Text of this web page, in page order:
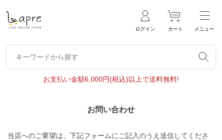
ログイン カート メニュー
キーワードから探す
キーワードから探す
お支払い金額6,000円(税込)以上で送料無料!
お問い合わせ
当店へのご要望は、下記フォームにご記入のうえ送信してくださ